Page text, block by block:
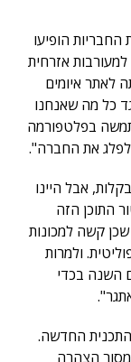
הופיעו
אזרחית
לאתר איומים
כל מה שאנחנו
בפלטפורמה
את החברה".
אבל היינו
התוכן הזה
קשה למכונות
ולמרות
נוספים השנה בכדי
התכנית החדשה.
הצהרה